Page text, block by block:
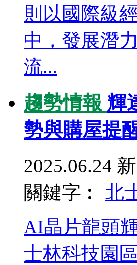
則以國際級
中，發展潛
流...
趨勢情報 輝
勢與購屋提
2025.06.24
關鍵字︰ 北
AI晶片龍頭
士林科技園